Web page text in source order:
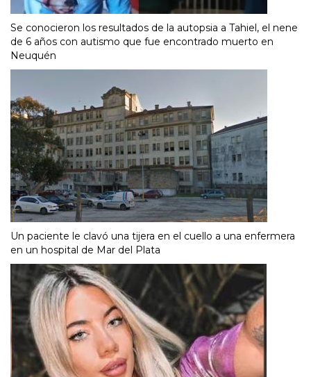
Se conocieron los resultados de la autopsia a Tahiel, el nene
de 6 años con autismo que fue encontrado muerto en
Neuquén
Un paciente le clavó una tijera en el cuello a una enfermera
en un hospital de Mar del Plata